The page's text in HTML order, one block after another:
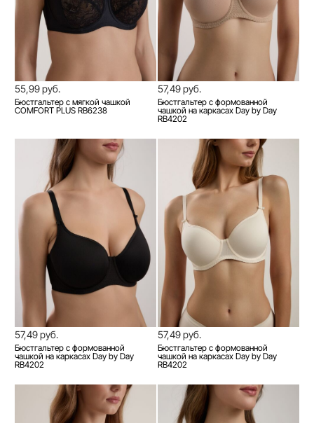
55,99 руб.
Бюстгальтер с мягкой чашкой
COMFORT PLUS RB6238
57,49 руб.
Бюстгальтер с формованной
чашкой на каркасах Day by Day
RB4202
57,49 руб.
Бюстгальтер с формованной
чашкой на каркасах Day by Day
RB4202
57,49 руб.
Бюстгальтер с формованной
чашкой на каркасах Day by Day
RB4202